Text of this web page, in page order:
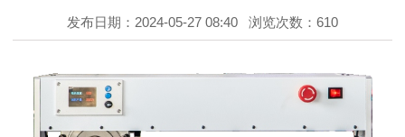
发布日期：2024-05-27 08:40 浏览次数：610